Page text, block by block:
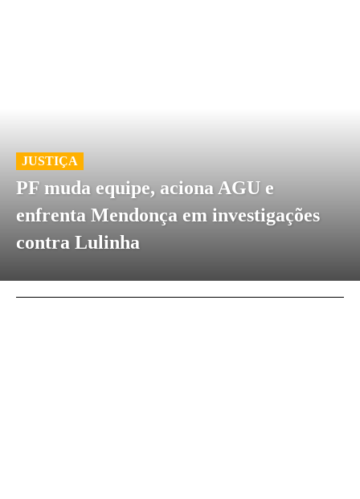
JUSTIÇA
PF muda equipe, aciona AGU e
enfrenta Mendonça em investigações
contra Lulinha